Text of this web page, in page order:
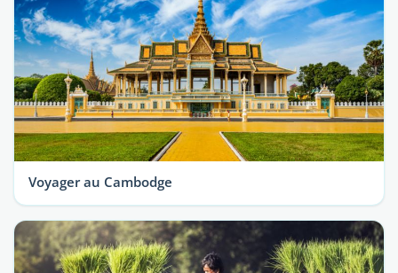
Voyager au Cambodge